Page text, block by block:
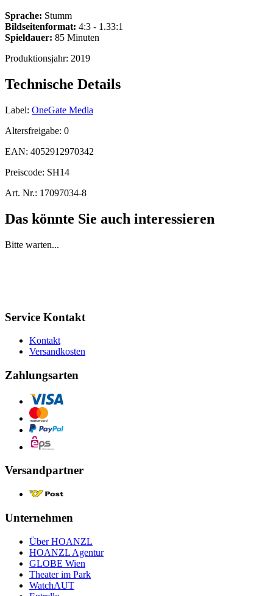
Sprache: Stumm
Bildseitenformat: 4:3 - 1.33:1
Spieldauer: 85 Minuten
Produktionsjahr: 2019
Technische Details
Label: OneGate Media
Altersfreigabe: 0
EAN: 4052912970342
Preiscode: SH14
Art. Nr.: 17097034-8
Das könnte Sie auch interessieren
Bitte warten...
Service Kontakt
Kontakt
Versandkosten
Zahlungsarten
Versandpartner
Unternehmen
Über HOANZL
HOANZL Agentur
GLOBE Wien
Theater im Park
WatchAUT